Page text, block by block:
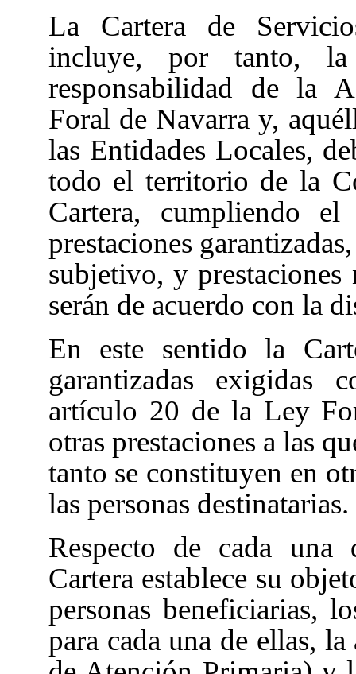
La Cartera de
incluye, por tanto, la
responsabilidad de la
Foral de Navarra y,
las Entidades Locales,
todo el territorio de la
Cartera, cumpliendo
prestaciones
subjetivo, y prestaciones
serán de acuerdo con la
En este sentido la
garantizadas
artículo 20 de la Ley
otras prestaciones a las
tanto se constituyen en
las personas destinatarias.
Respecto de cada una
Cartera establece su
personas beneficiarias,
para cada una de ellas,